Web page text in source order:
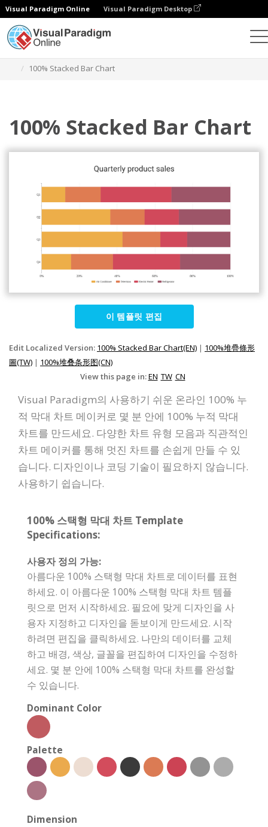
Visual Paradigm Online Visual Paradigm Desktop
100% Stacked Bar Chart
100% Stacked Bar Chart
이 템플릿 편집
Edit Localized Version: 100% Stacked Bar Chart(EN) | 100%堆疊條形
圖(TW) | 100%堆叠条形图(CN)
View this page in:EN TW CN
Visual Paradigm의 사용하기 쉬운 온라인 100% 누
적 막대 차트 메이커로 몇 분 안에 100% 누적 막대
차트를 만드세요. 다양한 차트 유형 모음과 직관적인
차트 메이커를 통해 멋진 차트를 손쉽게 만들 수 있
습니다. 디자인이나 코딩 기술이 필요하지 않습니다.
사용하기 쉽습니다.
100% 스택형 막대 차트 Template
Specifications:
사용자 정의 가능:
아름다운 100% 스택형 막대 차트로 데이터를 표현
하세요. 이 아름다운 100% 스택형 막대 차트 템플
릿으로 먼저 시작하세요. 필요에 맞게 디자인을 사
용자 지정하고 디자인을 돋보이게 만드세요. 시작
하려면 편집을 클릭하세요. 나만의 데이터를 교체
하고 배경, 색상, 글꼴을 편집하여 디자인을 수정하
세요. 몇 분 안에 100% 스택형 막대 차트를 완성할
수 있습니다.
Dominant Color
Palette
Dimension